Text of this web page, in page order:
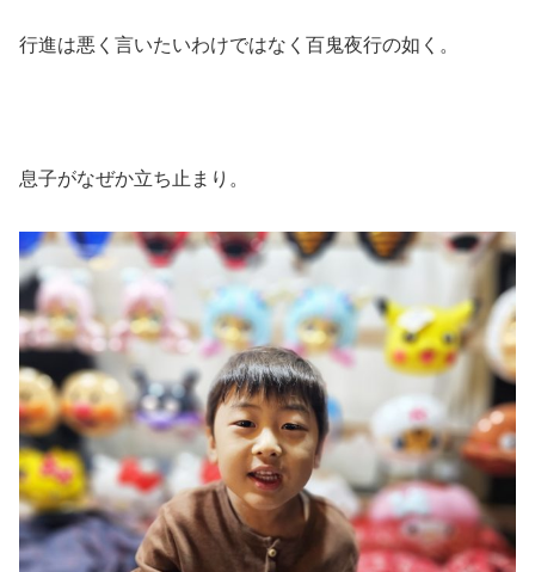
行進は悪く言いたいわけではなく百鬼夜行の如く。
息子がなぜか立ち止まり。